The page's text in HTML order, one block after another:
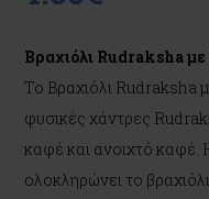
Βραχιόλι Rudraksha
Το Βραχιόλι Rudraksha
φυσικές χάντρες
καφέ και ανοιχτό καφέ.
ολοκληρώνει το